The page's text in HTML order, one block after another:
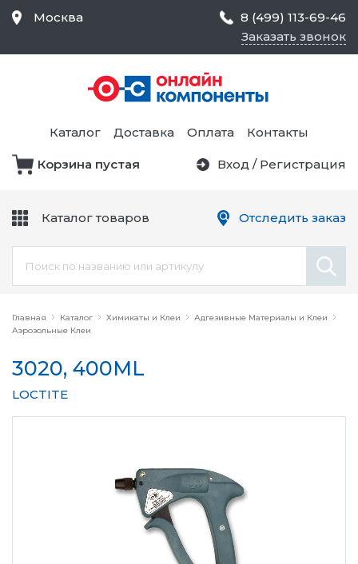
Главная Каталог Химикаты и Клеи
Адгезивные Материалы и Клеи
Аэрозольные Клеи
3020, 400ML
LOCTITE
Москва
8 (499) 113-69-46
Заказать звонок
Каталог Доставка Оплата Контакты
Корзина пустая Вход / Регистрация
Каталог товаров
Средства Контроля
Статического
Электричества и
Безопасности,
Товары для Чистых
Цепи
Оборудование
Отследить заказ